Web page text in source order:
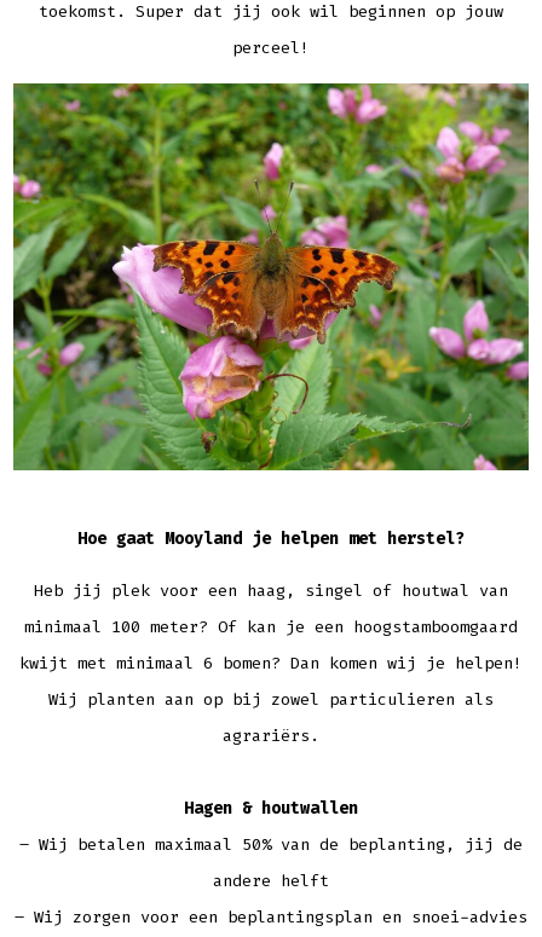
toekomst. Super dat jij ook wil beginnen op jouw
perceel!
Hoe gaat Mooyland je helpen met herstel?
Heb jij plek voor een haag, singel of houtwal van
minimaal 100 meter? Of kan je een hoogstamboomgaard
kwijt met minimaal 6 bomen? Dan komen wij je helpen!
Wij planten aan op bij zowel particulieren als
agrariërs.
Hagen & houtwallen
– Wij betalen maximaal 50% van de beplanting, jij de
andere helft
– Wij zorgen voor een beplantingsplan en snoei-advies